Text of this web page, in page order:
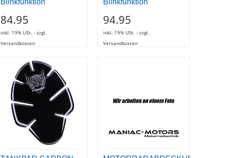
84.95
inkl. 19% USt. - zzgl.
Versandkosten
94.95
inkl. 19% USt. - zzgl.
Versandkosten